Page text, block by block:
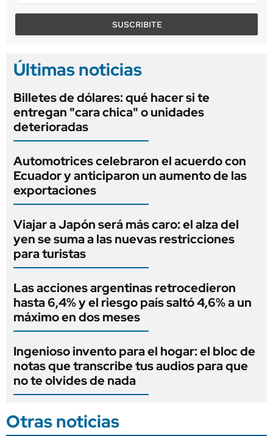
SUSCRIBITE
Últimas noticias
Billetes de dólares: qué hacer si te
entregan "cara chica" o unidades
deterioradas
Automotrices celebraron el acuerdo con
Ecuador y anticiparon un aumento de las
exportaciones
Viajar a Japón será más caro: el alza del
yen se suma a las nuevas restricciones
para turistas
Las acciones argentinas retrocedieron
hasta 6,4% y el riesgo país saltó 4,6% a un
máximo en dos meses
Ingenioso invento para el hogar: el bloc de
notas que transcribe tus audios para que
no te olvides de nada
Otras noticias